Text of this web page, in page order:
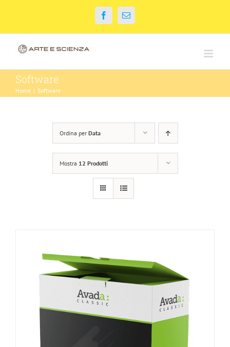
contenuto
FacebookEmail
Software
Home | Software
Ordina per Data
Mostra 12 Prodotti